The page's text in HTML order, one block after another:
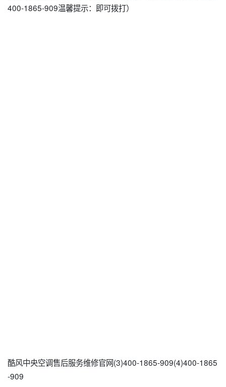
400-1865-909温馨提示：即可拨打）
酷风中央空调售后服务维修官网(3)400-1865-909(4)400-1865
-909